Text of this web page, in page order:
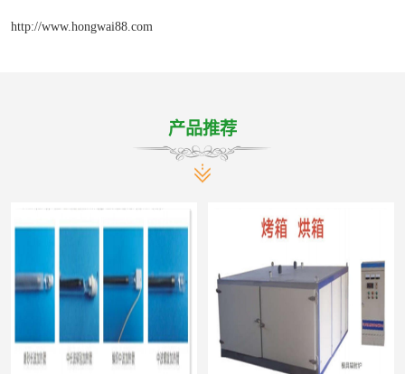
http://www.hongwai88.com
产品推荐